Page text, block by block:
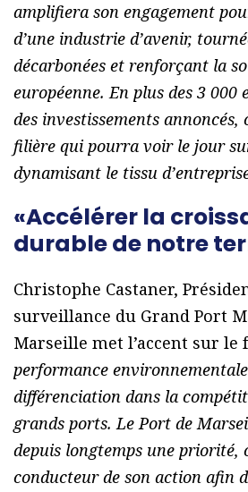
amplifiera son engagement
d’une industrie d’avenir,
décarbonées et renforçant la
européenne. En plus des 3 000
des investissements annoncés,
filière qui pourra voir le jour
dynamisant le tissu
«Accélérer la
durable de notre
Christophe Castaner,
surveillance du Grand Port
Marseille met l’accent sur le
performance
différenciation dans la
grands ports. Le Port de
depuis longtemps une priorité,
conducteur de son action afin